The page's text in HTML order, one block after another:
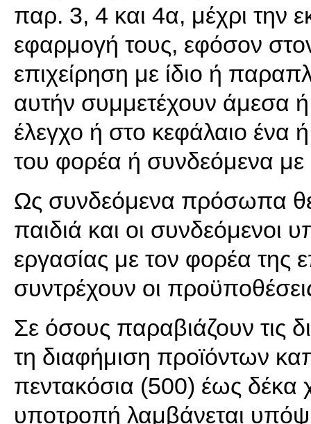
παρ. 3, 4 και 4α, μέχρι την
εφαρμογή τους, εφόσον
επιχείρηση με ίδιο ή
αυτήν συμμετέχουν άμεσα
έλεγχο ή στο κεφάλαιο ένα
του φορέα ή συνδεόμενα
Ως συνδεόμενα πρόσωπα
παιδιά και οι συνδεόμενοι
εργασίας με τον φορέα της
συντρέχουν οι
Σε όσους παραβιάζουν τις
τη διαφήμιση προϊόντων
πεντακόσια (500) έως δέκα
υποτροπή λαμβάνεται